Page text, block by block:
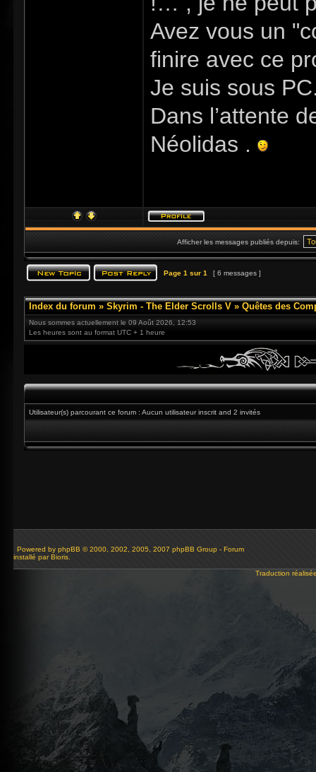
Avez vous un
finire avec ce
Je suis sous
Dans l’attente
Néolidas .
Afficher les messages publiés depuis:
Page 1 sur 1 [ 6 messages ]
Index du forum » Skyrim - The Elder Scrolls V » Quêtes des
Nous sommes actuellement le 09 Août 2026, 12:53
Les heures sont au format UTC + 1 heure
Utilisateur(s) parcourant ce forum : Aucun utilisateur inscrit and 2 invités
Powered by phpBB © 2000, 2002, 2005, 2007 phpBB Group - Forum
installé par Bioris.
Traduction